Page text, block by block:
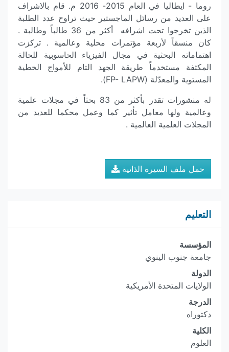
روما - ايطاليا في العام 2015- 2016 م. قام بالاشراف
على العديد من رسائل الماجستير حيث تراوح عدد الطلبة
الذين تخرجوا تحت اشرافه أكثر من 36 طالباً وطالبة .
كان منسقاً لأربعة مؤتمرات محلية وعالمية . تركزت
اهتماماته البحثية في مجال الفيزياء الحاسوبية للحالة
المكثفة مستخدماً طريقة الجهد التام للأمواج الخطية
المستوية والمعدّلة (FP- LAPW).
له منشورات تقدر بأكثر من 83 بحثاً في مجلات علمية
وعالمية ولها معامل تأثير كما وعمل محكما للعديد من
المجلات العلمية العالمية .
حمل ملف السيرة الذاتية
التعليم
المؤسسة
جامعة جنوب الينوي
الدولة
الولايات المتحدة الأمريكية
الدرجة
دكتوراه
الكلية
العلوم